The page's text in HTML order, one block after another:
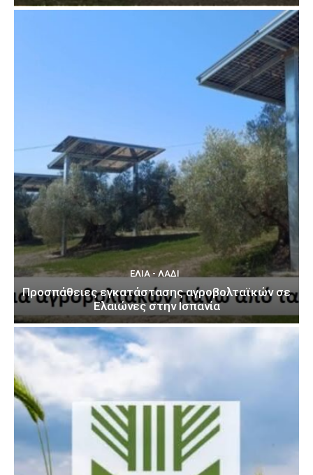
ΕΛΙΆ - ΛΆΔΙ
Προσπάθειες εγκατάστασης αγροβολταϊκών σε
Ελαιώνες στην Ισπανία